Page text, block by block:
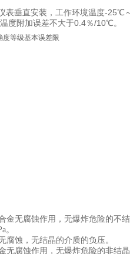
表垂直安装，工作环境温度-25℃
附加误差不大于0.4％/10℃。
度等级基本误差限
金无腐蚀作用，无爆炸危险的不
。
腐蚀，无结晶的介质的负压。
无腐蚀作用，无爆炸危险的非